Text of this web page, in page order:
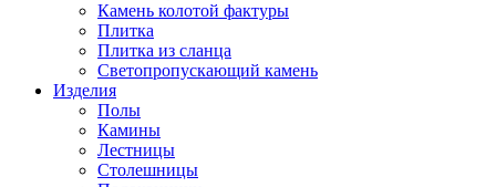
Камень колотой фактуры
Плитка
Плитка из сланца
Светопропускающий камень
Изделия
Полы
Камины
Лестницы
Столешницы